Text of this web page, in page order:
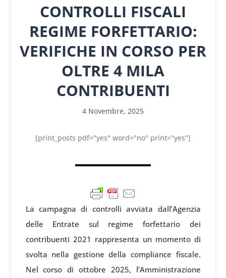
CONTROLLI FISCALI
REGIME FORFETTARIO:
VERIFICHE IN CORSO PER
OLTRE 4 MILA
CONTRIBUENTI
4 Novembre, 2025
[print_posts pdf="yes" word="no" print="yes"]
La campagna di controlli avviata dall’Agenzia
delle Entrate sul regime forfettario dei
contribuenti 2021 rappresenta un momento di
svolta nella gestione della compliance fiscale.
Nel corso di ottobre 2025, l’Amministrazione